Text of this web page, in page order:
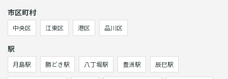
市区町村
中央区 江東区 港区 品川区
駅
月島駅 勝どき駅 八丁堀駅 豊洲駅 辰巳駅